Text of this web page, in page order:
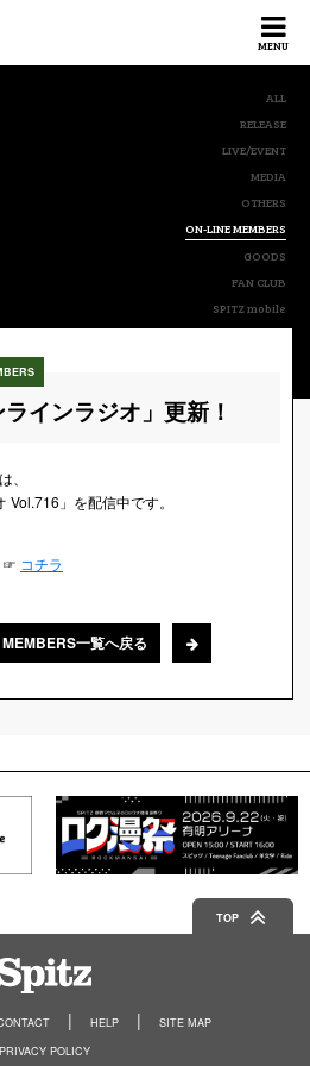
MENU
ALL
RELEASE
LIVE/EVENT
MEDIA
OTHERS
ON-LINE MEMBERS
GOODS
FAN CLUB
SPITZ mobile
ラインラジオ」更新！
、
Vol.716」を配信中です。
☞ コチラ
一覧へ戻る
TOP
HELP
SITE MAP
PRIVACY POLICY